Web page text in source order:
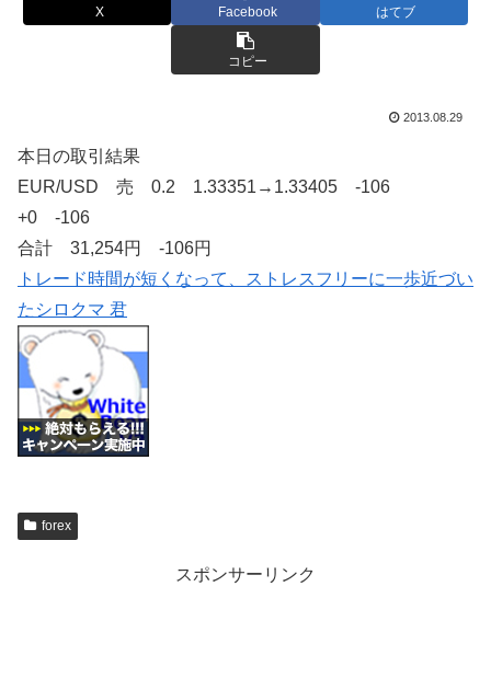
X Facebook はてブ
コピー
2013.08.29
本日の取引結果
EUR/USD 売 0.2 1.33351→1.33405 -106
+0 -106
合計 31,254円 -106円
トレード時間が短くなって、ストレスフリーに一歩近づい
たシロクマ 君
forex
スポンサーリンク